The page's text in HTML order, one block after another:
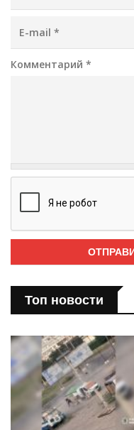
Комментарий *
Топ новости